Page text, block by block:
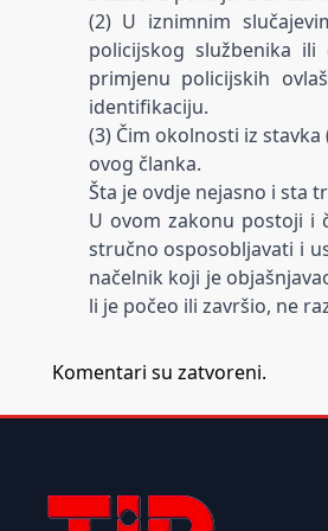
(2) U iznimnim
policijskog službenika
primjenu policijskih
identifikaciju.
(3) Čim okolnosti iz
ovog članka.
Šta je ovdje nejasno i sta
U ovom zakonu postoji i
stručno osposobljavati i
načelnik koji je
li je počeo ili završio, ne
Komentari su zatvoreni.